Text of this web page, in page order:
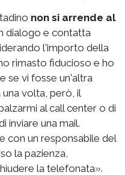
non si arrende al
dialogo e contatta
l'importo della
rimasto fiducioso e ho
se vi fosse un'altra
volta, però, il
al call center o di
inviare una mail.
con un responsabile del
la pazienza,
la telefonata».